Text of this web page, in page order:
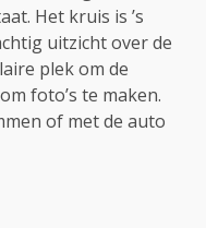
Het kruis is ’s
uitzicht over de
plek om de
foto’s te maken.
of met de auto